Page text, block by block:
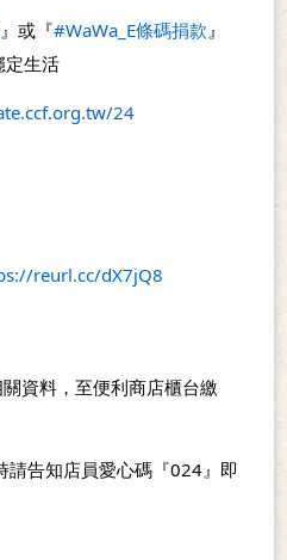
』或『#WaWa_E條碼捐款 』
定生活
24
reurl.cc/dX7jQ8
資料，至便利商店櫃台繳
請告知店員愛心碼『024』即